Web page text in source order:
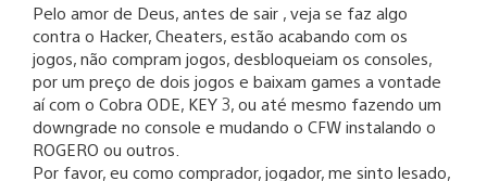
Pelo amor de Deus, antes de sair , veja se faz algo
contra o Hacker, Cheaters, estão acabando com os
jogos, não compram jogos, desbloqueiam os consoles,
por um preço de dois jogos e baixam games a vontade
aí com o Cobra ODE, KEY 3, ou até mesmo fazendo um
downgrade no console e mudando o CFW instalando o
ROGERO ou outros.
Por favor, eu como comprador, jogador, me sinto lesado,